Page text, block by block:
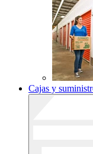
Cajas y